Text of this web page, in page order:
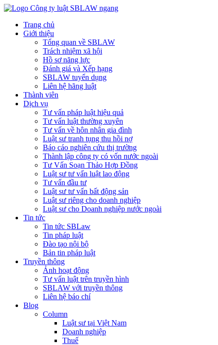
Trang chủ
Giới thiệu
Tổng quan về SBLAW
Trách nhiệm xã hội
Hồ sơ năng lực
Đánh giá và Xếp hạng
SBLAW tuyển dụng
Liên hệ hãng luật
Thành viên
Dịch vụ
Tư vấn pháp luật hiệu quả
Tư vấn luật thường xuyên
Tư vấn về hôn nhân gia đình
Luật sư tranh tụng thu hồi nợ
Báo cáo nghiên cứu thị trường
Thành lập công ty có vốn nước ngoài
Tư Vấn Soạn Thảo Hợp Đồng
Luật sư tư vấn luật lao động
Tư vấn đầu tư
Luật sư tư vấn bất động sản
Luật sư riêng cho doanh nghiệp
Luật sư cho Doanh nghiệp nước ngoài
Tin tức
Tin tức SBLaw
Tin pháp luật
Đào tạo nội bộ
Bản tin pháp luật
Truyền thông
Ảnh hoạt động
Tư vấn luật trên truyền hình
SBLAW với truyền thông
Liên hệ báo chí
Blog
Column
Luật sư tại Việt Nam
Doanh nghiệp
Thuế